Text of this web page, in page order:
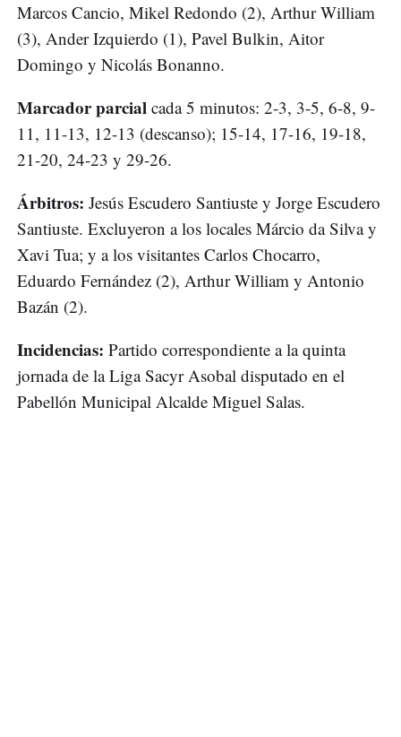
Marcos Cancio, Mikel Redondo (2), Arthur William
(3), Ander Izquierdo (1), Pavel Bulkin, Aitor
Domingo y Nicolás Bonanno.
Marcador parcial cada 5 minutos: 2-3, 3-5, 6-8, 9-
11, 11-13, 12-13 (descanso); 15-14, 17-16, 19-18,
21-20, 24-23 y 29-26.
Árbitros: Jesús Escudero Santiuste y Jorge Escudero
Santiuste. Excluyeron a los locales Márcio da Silva y
Xavi Tua; y a los visitantes Carlos Chocarro,
Eduardo Fernández (2), Arthur William y Antonio
Bazán (2).
Incidencias: Partido correspondiente a la quinta
jornada de la Liga Sacyr Asobal disputado en el
Pabellón Municipal Alcalde Miguel Salas.